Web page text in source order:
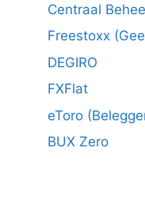
Centraal
Freestoxx
DEGIRO
FXFlat
eToro
BUX Zero